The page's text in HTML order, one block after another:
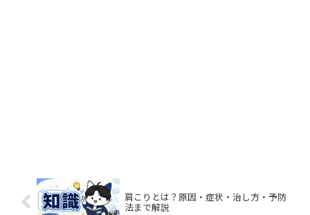
肩こりとは？原因・症状・治し方・予防
法まで解説